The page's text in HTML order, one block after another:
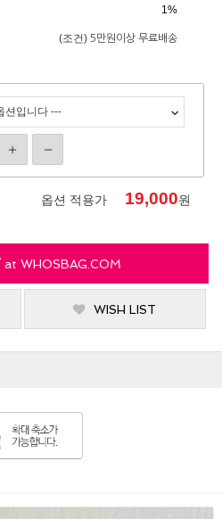
1%
(조건) 5만원이상 무료배송
옵션 적용가 19,000원
at WHOSBAG.COM
WISH LIST